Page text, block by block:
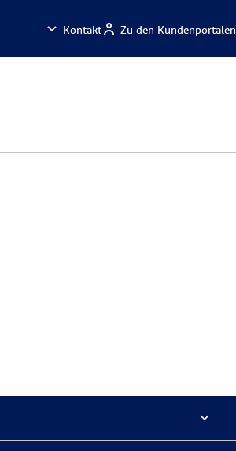
Kontakt Zu den Kundenportalen